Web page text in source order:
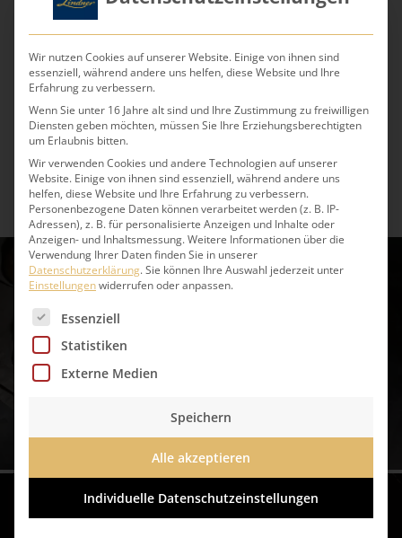
Stellen Sie sich Ihr Weihnachtsmenü ganz
bequem selbst zusammen: „All Time Favorites“
wie die feine Gänsekeule oder Gänsebrust aus
artgerechter Freilandhaltung schonend
zubereitet. Ebenso den Entenbraten an Rot-
oder Grünkohl mit feinen Knödeln oder wählen
Sie den Berliner Klassiker „Würstchen und
Kartoffelsalat“. Ungetrübte Weihnachtsfreude
für Vegetarier schaffen Sie mit unseren Linsen-
Maronen-Medaillons an feiner Zwiebelsauce.
Wir nutzen Cookies auf unserer Website. Einige von ihnen sind
essenziell, während andere uns helfen, diese Website und Ihre
Erfahrung zu verbessern.
Wenn Sie unter 16 Jahre alt sind und Ihre Zustimmung zu freiwilligen
Diensten geben möchten, müssen Sie Ihre Erziehungsberechtigten
um Erlaubnis bitten.
Wir verwenden Cookies und andere Technologien auf unserer
Website. Einige von ihnen sind essenziell, während andere uns
helfen, diese Website und Ihre Erfahrung zu verbessern.
Personenbezogene Daten können verarbeitet werden (z. B. IP-
Adressen), z. B. für personalisierte Anzeigen und Inhalte oder
Anzeigen- und Inhaltsmessung.Weitere Informationen über die
Verwendung Ihrer Daten finden Sie in unserer
Datenschutzerklärung.Sie können Ihre Auswahl jederzeit unter
Einstellungenwiderrufen oder anpassen.
Es folgt eine Liste der Service-Gruppen, für die eine
Essenziell
Statistiken
Externe Medien
Speichern
Alle akzeptieren
Individuelle Datenschutzeinstellungen